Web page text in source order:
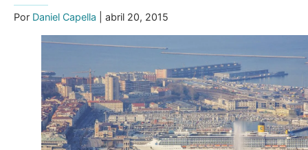
Por Daniel Capella | abril 20, 2015